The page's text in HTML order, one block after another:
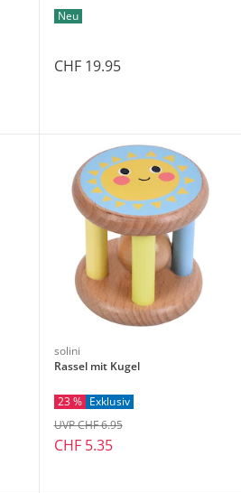
Neu
CHF 19.95
solini
Rassel mit Kugel
23 % Exklusiv
CHF 5.35
UVP CHF 6.95